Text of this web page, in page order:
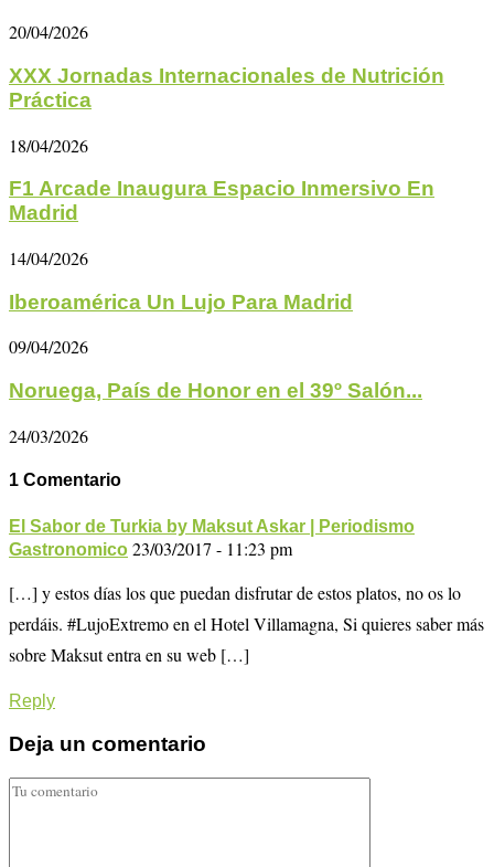
20/04/2026
XXX Jornadas Internacionales de Nutrición
Práctica
18/04/2026
F1 Arcade Inaugura Espacio Inmersivo En
Madrid
14/04/2026
Iberoamérica Un Lujo Para Madrid
09/04/2026
Noruega, País de Honor en el 39º Salón...
24/03/2026
1 Comentario
El Sabor de Turkia by Maksut Askar | Periodismo
Gastronomico 23/03/2017 - 11:23 pm
[…] y estos días los que puedan disfrutar de estos platos, no os lo
perdáis. #LujoExtremo en el Hotel Villamagna, Si quieres saber más
sobre Maksut entra en su web […]
Reply
Deja un comentario